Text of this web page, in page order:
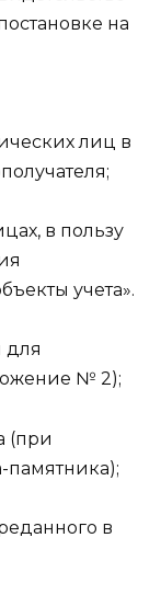
на
лиц в
в пользу
учета».
для
№ 2);
(при
памятника);
в